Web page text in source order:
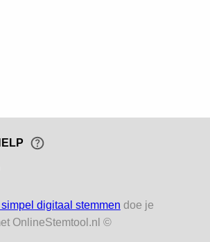
digitaal stemmen doe je
OnlineStemtool.nl ©